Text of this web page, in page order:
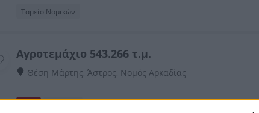
Ταμείο Νομικών
Αγροτεμάχιο 543.266 τ.μ.
Θέση Μάρτης, Άστρος, Νομός Αρκαδίας